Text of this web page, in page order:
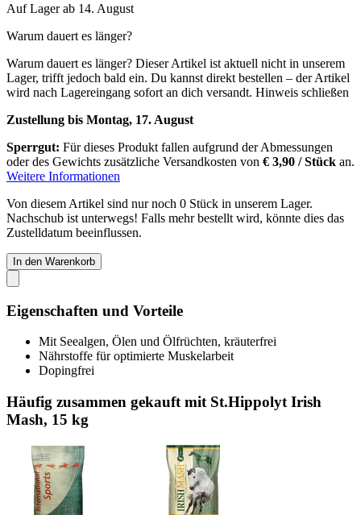
Auf Lager ab 14. August
Warum dauert es länger?
Warum dauert es länger? Dieser Artikel ist aktuell nicht in unserem
Lager, trifft jedoch bald ein. Du kannst direkt bestellen – der Artikel
wird nach Lagereingang sofort an dich versandt. Hinweis schließen
Zustellung bis Montag, 17. August
Sperrgut: Für dieses Produkt fallen aufgrund der Abmessungen
oder des Gewichts zusätzliche Versandkosten von € 3,90 / Stück an.
Weitere Informationen
Von diesem Artikel sind nur noch 0 Stück in unserem Lager.
Nachschub ist unterwegs! Falls mehr bestellt wird, könnte dies das
Zustelldatum beeinflussen.
In den Warenkorb
Eigenschaften und Vorteile
Mit Seealgen, Ölen und Ölfrüchten, kräuterfrei
Nährstoffe für optimierte Muskelarbeit
Dopingfrei
Häufig zusammen gekauft mit St.Hippolyt Irish
Mash, 15 kg